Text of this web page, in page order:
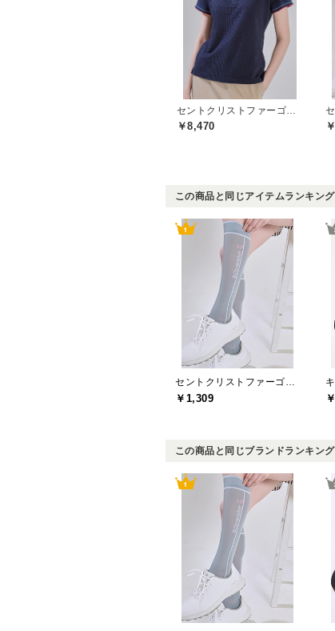
￥8,470
この商品と同じアイテムランキング
￥1,309
この商品と同じブランドランキング